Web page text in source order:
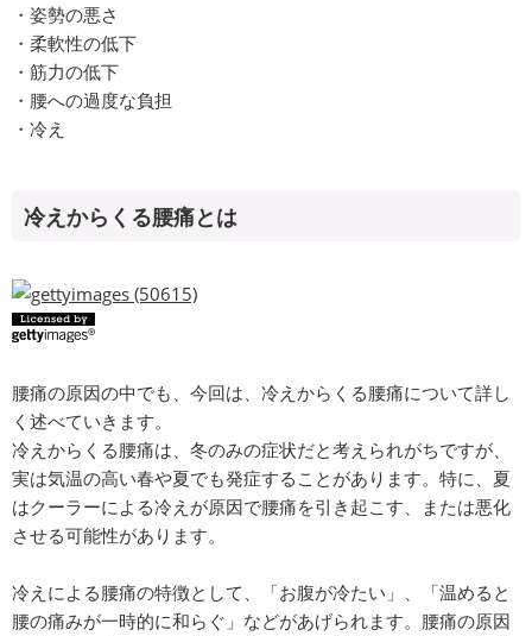
・姿勢の悪さ
・柔軟性の低下
・筋力の低下
・腰への過度な負担
・冷え
冷えからくる腰痛とは
腰痛の原因の中でも、今回は、冷えからくる腰痛について詳し
く述べていきます。
冷えからくる腰痛は、冬のみの症状だと考えられがちですが、
実は気温の高い春や夏でも発症することがあります。特に、夏
はクーラーによる冷えが原因で腰痛を引き起こす、または悪化
させる可能性があります。
冷えによる腰痛の特徴として、「お腹が冷たい」、「温めると
腰の痛みが一時的に和らぐ」などがあげられます。腰痛の原因